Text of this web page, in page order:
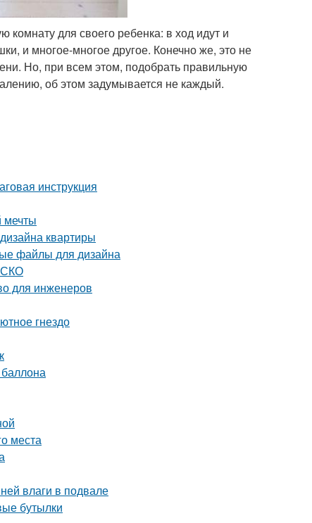
комнату для своего ребенка: в ход идут и
и многое-многое другое. Конечно же, это не
Но, при всем этом, подобрать правильную
об этом задумывается не каждый.
инструкция
мечты
квартиры
файлы для дизайна
для инженеров
гнездо
баллона
места
влаги в подвале
бутылки